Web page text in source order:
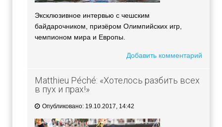
Эксклюзивное интервью с чешским
байдарочником, призёром Олимпийских игр,
чемпионом мира и Европы.
Добавить комментарий
Matthieu Péché: «Хотелось разбить всех
в пух и прах!»
Опубликовано: 19.10.2017, 14:42